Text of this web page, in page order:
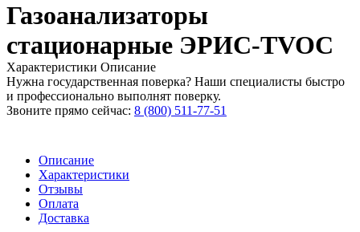
Газоанализаторы
стационарные ЭРИС-TVOC
Характеристики Описание
Нужна государственная поверка? Наши специалисты быстро
и профессионально выполнят поверку.
Звоните прямо сейчас: 8 (800) 511-77-51
Описание
Характеристики
Отзывы
Оплата
Доставка